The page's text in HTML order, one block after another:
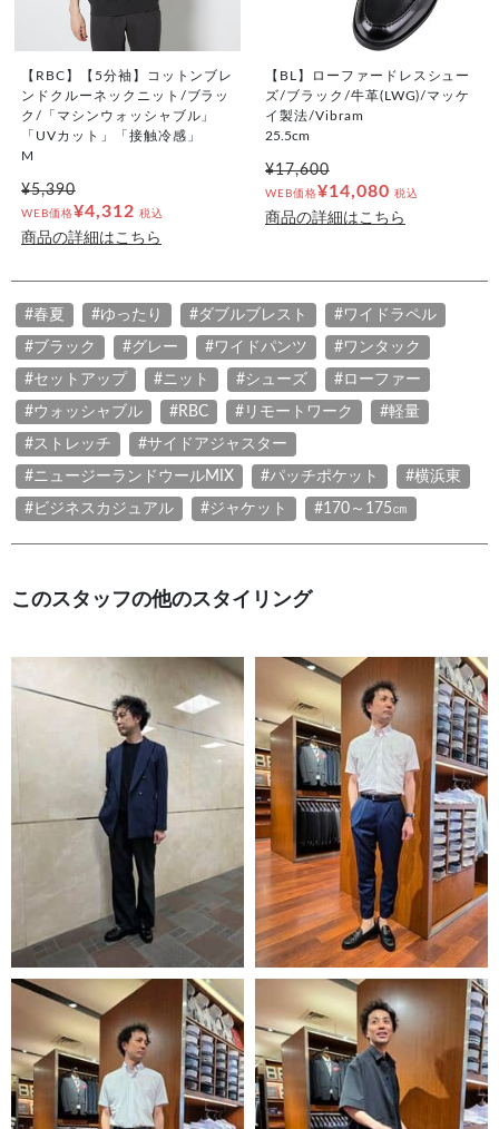
【RBC】【5分袖】コットンブレ
ンドクルーネックニット/ブラッ
ク/「マシンウォッシャブル」
「UVカット」「接触冷感」
M
¥5,390
WEB価格¥4,312 税込
商品の詳細はこちら
【BL】ローファードレスシュー
ズ/ブラック/牛革(LWG)/マッケ
イ製法/Vibram
25.5cm
¥17,600
WEB価格¥14,080 税込
商品の詳細はこちら
#春夏 #ゆったり #ダブルブレスト #ワイドラペル
#ブラック #グレー #ワイドパンツ #ワンタック
#セットアップ #ニット #シューズ #ローファー
#ウォッシャブル #RBC #リモートワーク #軽量
#ストレッチ #サイドアジャスター
#ニュージーランドウールMIX #パッチポケット #横浜東
#ビジネスカジュアル #ジャケット #170～175㎝
このスタッフの他のスタイリング